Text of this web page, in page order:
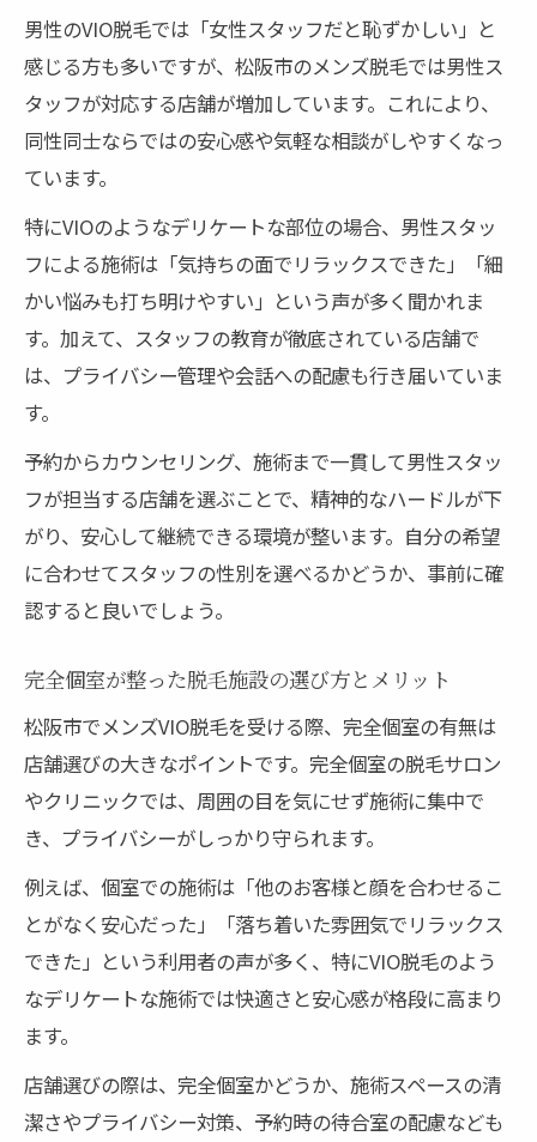
男性のVIO脱毛では「女性スタッフだと恥ずかしい」と
感じる方も多いですが、松阪市のメンズ脱毛では男性ス
タッフが対応する店舗が増加しています。これにより、
同性同士ならではの安心感や気軽な相談がしやすくなっ
ています。
特にVIOのようなデリケートな部位の場合、男性スタッ
フによる施術は「気持ちの面でリラックスできた」「細
かい悩みも打ち明けやすい」という声が多く聞かれま
す。加えて、スタッフの教育が徹底されている店舗で
は、プライバシー管理や会話への配慮も行き届いていま
す。
予約からカウンセリング、施術まで一貫して男性スタッ
フが担当する店舗を選ぶことで、精神的なハードルが下
がり、安心して継続できる環境が整います。自分の希望
に合わせてスタッフの性別を選べるかどうか、事前に確
認すると良いでしょう。
完全個室が整った脱毛施設の選び方とメリット
松阪市でメンズVIO脱毛を受ける際、完全個室の有無は
店舗選びの大きなポイントです。完全個室の脱毛サロン
やクリニックでは、周囲の目を気にせず施術に集中で
き、プライバシーがしっかり守られます。
例えば、個室での施術は「他のお客様と顔を合わせるこ
とがなく安心だった」「落ち着いた雰囲気でリラックス
できた」という利用者の声が多く、特にVIO脱毛のよう
なデリケートな施術では快適さと安心感が格段に高まり
ます。
店舗選びの際は、完全個室かどうか、施術スペースの清
潔さやプライバシー対策、予約時の待合室の配慮なども